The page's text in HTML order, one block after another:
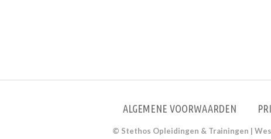
ALGEMENE VOORWAARDEN
© Stethos Opleidingen & Trainingen |